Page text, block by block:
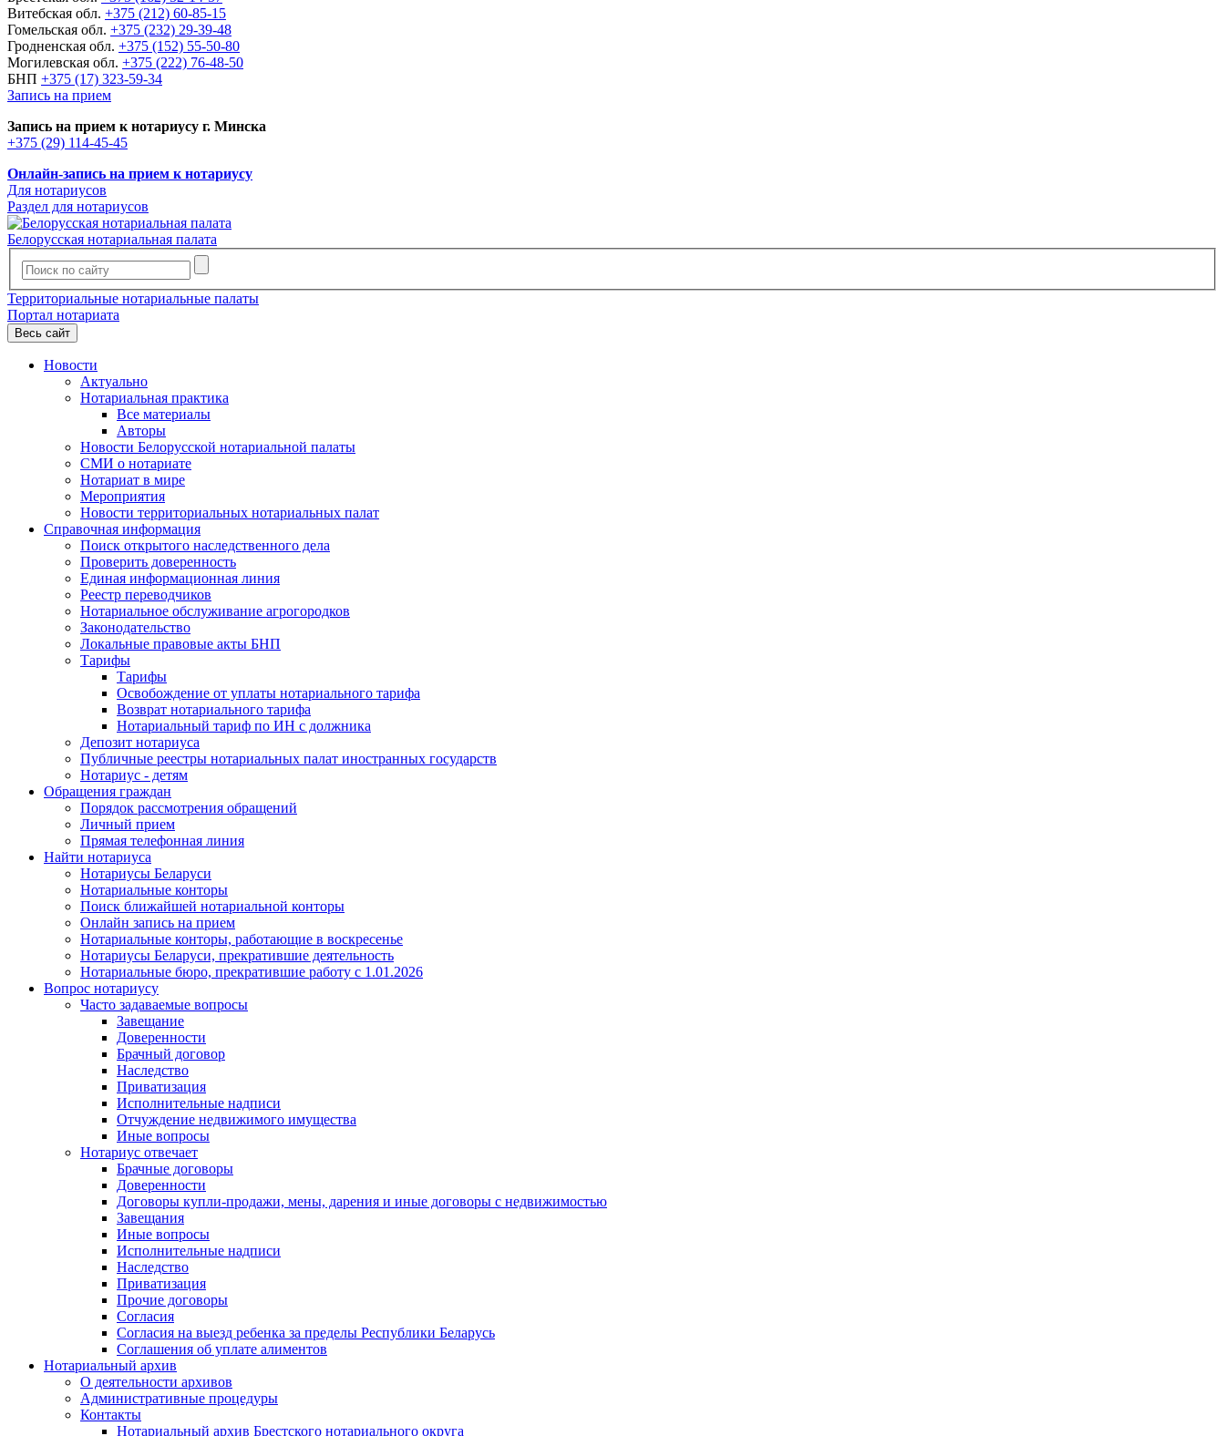
Витебская обл. +375 (212) 60-85-15
Гомельская обл. +375 (232) 29-39-48
Гродненская обл. +375 (152) 55-50-80
Могилевская обл. +375 (222) 76-48-50
БНП +375 (17) 323-59-34
Запись на прием
Запись на прием к нотариусу г. Минска
+375 (29) 114-45-45
Онлайн-запись на прием к нотариусу
Для нотариусов
Раздел для нотариусов
Белорусская нотариальная палата
Территориальные нотариальные палаты
Портал нотариата
Весь сайт
Новости
Актуально
Нотариальная практика
Все материалы
Авторы
Новости Белорусской нотариальной палаты
СМИ о нотариате
Нотариат в мире
Мероприятия
Новости территориальных нотариальных палат
Справочная информация
Поиск открытого наследственного дела
Проверить доверенность
Единая информационная линия
Реестр переводчиков
Нотариальное обслуживание агрогородков
Законодательство
Локальные правовые акты БНП
Тарифы
Тарифы
Освобождение от уплаты нотариального тарифа
Возврат нотариального тарифа
Нотариальный тариф по ИН с должника
Депозит нотариуса
Публичные реестры нотариальных палат иностранных государств
Нотариус - детям
Обращения граждан
Порядок рассмотрения обращений
Личный прием
Прямая телефонная линия
Найти нотариуса
Нотариусы Беларуси
Нотариальные конторы
Поиск ближайшей нотариальной конторы
Онлайн запись на прием
Нотариальные конторы, работающие в воскресенье
Нотариусы Беларуси, прекратившие деятельность
Нотариальные бюро, прекратившие работу с 1.01.2026
Вопрос нотариусу
Часто задаваемые вопросы
Завещание
Доверенности
Брачный договор
Наследство
Приватизация
Исполнительные надписи
Отчуждение недвижимого имущества
Иные вопросы
Нотариус отвечает
Брачные договоры
Доверенности
Договоры купли-продажи, мены, дарения и иные договоры с недвижимостью
Завещания
Иные вопросы
Исполнительные надписи
Наследство
Приватизация
Прочие договоры
Согласия
Согласия на выезд ребенка за пределы Республики Беларусь
Соглашения об уплате алиментов
Нотариальный архив
О деятельности архивов
Административные процедуры
Контакты
Нотариальный архив Брестского нотариального округа